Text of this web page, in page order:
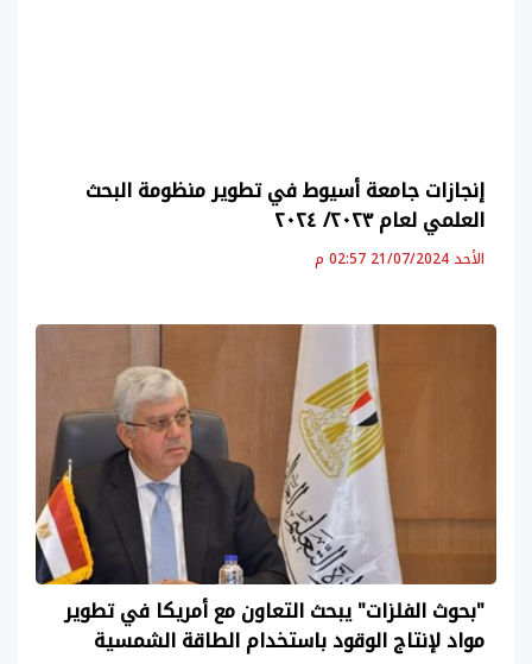
إنجازات جامعة أسيوط في تطوير منظومة البحث
العلمي لعام ٢٠٢٣/ ٢٠٢٤
الأحد 21/07/2024 02:57 م
"بحوث الفلزات" يبحث التعاون مع أمريكا في تطوير
مواد لإنتاج الوقود باستخدام الطاقة الشمسية